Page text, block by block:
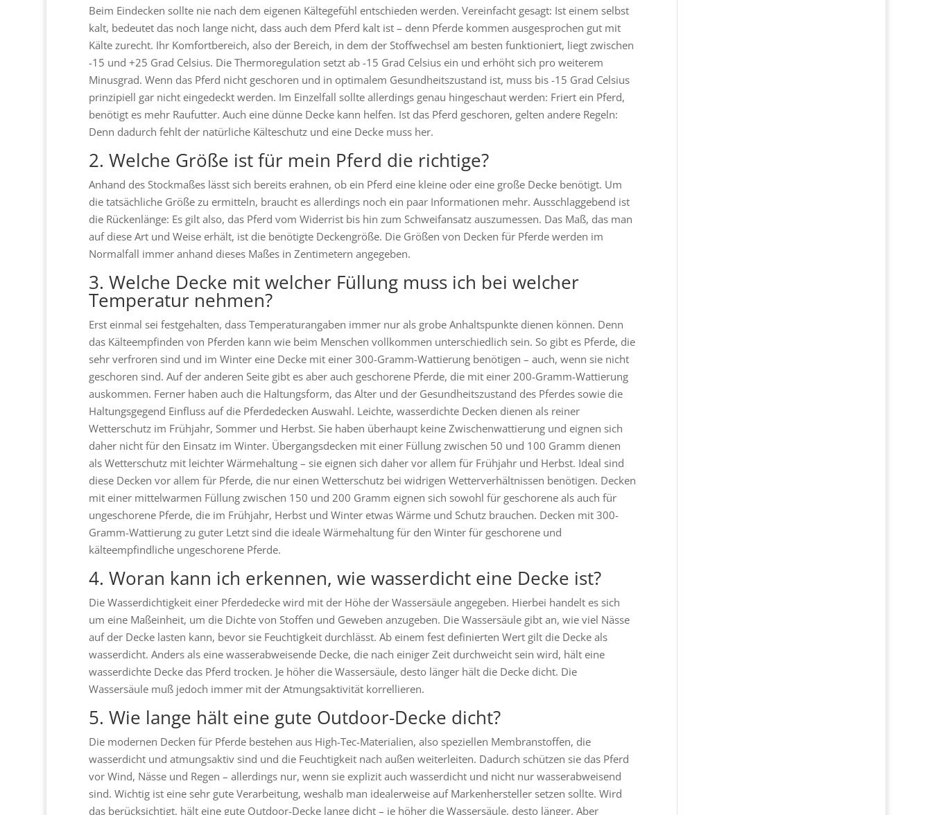
Beim Eindecken sollte nie nach dem eigenen Kältegefühl entschieden werden. Vereinfacht gesagt: Ist einem selbst
kalt, bedeutet das noch lange nicht, dass auch dem Pferd kalt ist – denn Pferde kommen ausgesprochen gut mit
Kälte zurecht. Ihr Komfortbereich, also der Bereich, in dem der Stoffwechsel am besten funktioniert, liegt zwischen
-15 und +25 Grad Celsius. Die Thermoregulation setzt ab -15 Grad Celsius ein und erhöht sich pro weiterem
Minusgrad. Wenn das Pferd nicht geschoren und in optimalem Gesundheitszustand ist, muss bis -15 Grad Celsius
prinzipiell gar nicht eingedeckt werden. Im Einzelfall sollte allerdings genau hingeschaut werden: Friert ein Pferd,
benötigt es mehr Raufutter. Auch eine dünne Decke kann helfen. Ist das Pferd geschoren, gelten andere Regeln:
Denn dadurch fehlt der natürliche Kälteschutz und eine Decke muss her.
2. Welche Größe ist für mein Pferd die richtige?
Anhand des Stockmaßes lässt sich bereits erahnen, ob ein Pferd eine kleine oder eine große Decke benötigt. Um
die tatsächliche Größe zu ermitteln, braucht es allerdings noch ein paar Informationen mehr. Ausschlaggebend ist
die Rückenlänge: Es gilt also, das Pferd vom Widerrist bis hin zum Schweifansatz auszumessen. Das Maß, das man
auf diese Art und Weise erhält, ist die benötigte Deckengröße. Die Größen von Decken für Pferde werden im
Normalfall immer anhand dieses Maßes in Zentimetern angegeben.
3. Welche Decke mit welcher Füllung muss ich bei welcher
Temperatur nehmen?
Erst einmal sei festgehalten, dass Temperaturangaben immer nur als grobe Anhaltspunkte dienen können. Denn
das Kälteempfinden von Pferden kann wie beim Menschen vollkommen unterschiedlich sein. So gibt es Pferde, die
sehr verfroren sind und im Winter eine Decke mit einer 300-Gramm-Wattierung benötigen – auch, wenn sie nicht
geschoren sind. Auf der anderen Seite gibt es aber auch geschorene Pferde, die mit einer 200-Gramm-Wattierung
auskommen. Ferner haben auch die Haltungsform, das Alter und der Gesundheitszustand des Pferdes sowie die
Haltungsgegend Einfluss auf die Pferdedecken Auswahl. Leichte, wasserdichte Decken dienen als reiner
Wetterschutz im Frühjahr, Sommer und Herbst. Sie haben überhaupt keine Zwischenwattierung und eignen sich
daher nicht für den Einsatz im Winter. Übergangsdecken mit einer Füllung zwischen 50 und 100 Gramm dienen
als Wetterschutz mit leichter Wärmehaltung – sie eignen sich daher vor allem für Frühjahr und Herbst. Ideal sind
diese Decken vor allem für Pferde, die nur einen Wetterschutz bei widrigen Wetterverhältnissen benötigen. Decken
mit einer mittelwarmen Füllung zwischen 150 und 200 Gramm eignen sich sowohl für geschorene als auch für
ungeschorene Pferde, die im Frühjahr, Herbst und Winter etwas Wärme und Schutz brauchen. Decken mit 300-
Gramm-Wattierung zu guter Letzt sind die ideale Wärmehaltung für den Winter für geschorene und
kälteempfindliche ungeschorene Pferde.
4. Woran kann ich erkennen, wie wasserdicht eine Decke ist?
Die Wasserdichtigkeit einer Pferdedecke wird mit der Höhe der Wassersäule angegeben. Hierbei handelt es sich
um eine Maßeinheit, um die Dichte von Stoffen und Geweben anzugeben. Die Wassersäule gibt an, wie viel Nässe
auf der Decke lasten kann, bevor sie Feuchtigkeit durchlässt. Ab einem fest definierten Wert gilt die Decke als
wasserdicht. Anders als eine wasserabweisende Decke, die nach einiger Zeit durchweicht sein wird, hält eine
wasserdichte Decke das Pferd trocken. Je höher die Wassersäule, desto länger hält die Decke dicht. Die
Wassersäule muß jedoch immer mit der Atmungsaktivität korrellieren.
5. Wie lange hält eine gute Outdoor-Decke dicht?
Die modernen Decken für Pferde bestehen aus High-Tec-Materialien, also speziellen Membranstoffen, die
wasserdicht und atmungsaktiv sind und die Feuchtigkeit nach außen weiterleiten. Dadurch schützen sie das Pferd
vor Wind, Nässe und Regen – allerdings nur, wenn sie explizit auch wasserdicht und nicht nur wasserabweisend
sind. Wichtig ist eine sehr gute Verarbeitung, weshalb man idealerweise auf Markenhersteller setzen sollte. Wird
das berücksichtigt, hält eine gute Outdoor-Decke lange dicht – je höher die Wassersäule, desto länger. Aber